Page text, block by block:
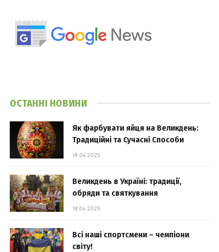
ОСТАННІ НОВИНИ
Як фарбувати яйця на Великдень:
Традиційні та Сучасні Способи
18.04.2025
Великдень в Україні: традиції,
обряди та святкування
18.04.2025
Всі наші спортсмени – чемпіони
світу!